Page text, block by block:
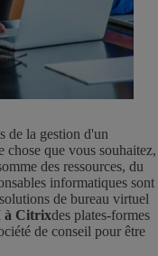
de la gestion d'un
que vous souhaitez,
des ressources, du
informatiques sont
de bureau virtuel
à Citrixdes plates-formes
de conseil pour être